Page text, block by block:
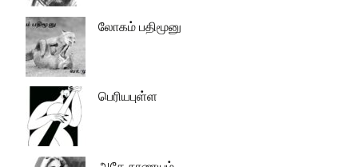
லோகம் பதிமூனு
பெரியபுள்ள